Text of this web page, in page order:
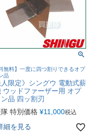
無料】一度に四つ割りできるオプ
品
人限定》シングウ 電動式薪
ウッドファーザー用 オプ
品 四ッ割刃
特別価格 ¥11,000税込
細を見る